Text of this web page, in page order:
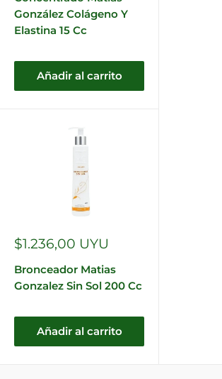
González Colágeno Y
Elastina 15 Cc
Añadir al carrito
Precio
venta
$1.236,00 UYU
Bronceador Matias
Gonzalez Sin Sol 200 Cc
Añadir al carrito